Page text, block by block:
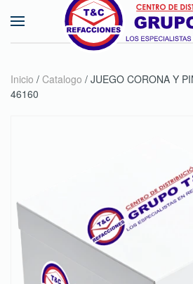
Skip to main content
Inicio / Catalogo / JUEGO CORONA Y
46160